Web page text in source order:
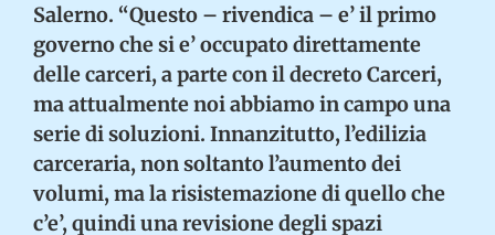
Salerno. “Questo – rivendica – e’ il primo
governo che si e’ occupato direttamente
delle carceri, a parte con il decreto Carceri,
ma attualmente noi abbiamo in campo una
serie di soluzioni. Innanzitutto, l’edilizia
carceraria, non soltanto l’aumento dei
volumi, ma la risistemazione di quello che
c’e’, quindi una revisione degli spazi